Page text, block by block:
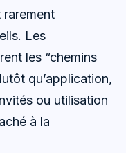
Les
les “chemins
qu’application,
ou utilisation
à la